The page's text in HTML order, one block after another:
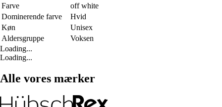
Farve
off white
Dominerende farve
Hvid
Køn
Unisex
Aldersgruppe
Voksen
Loading...
Loading...
Alle vores mærker